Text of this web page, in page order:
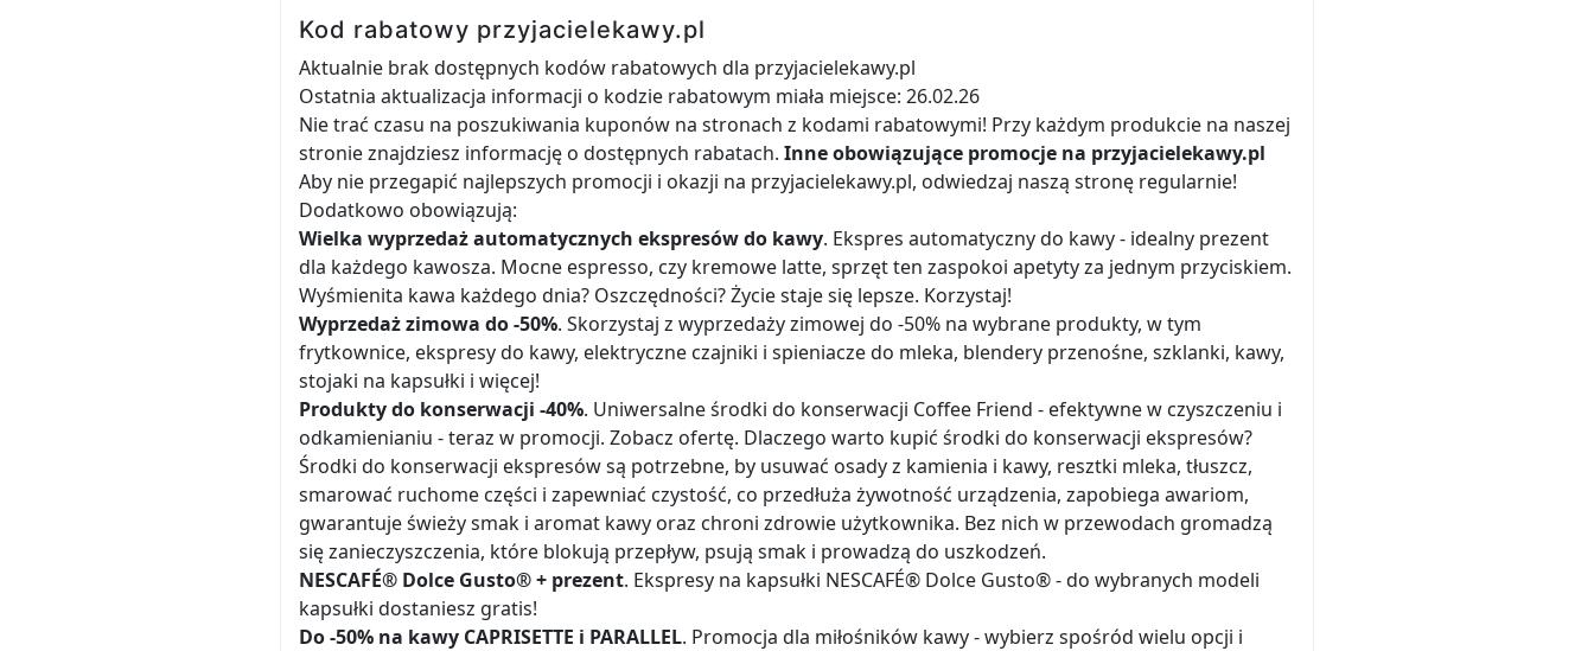
Kod rabatowy przyjacielekawy.pl
Aktualnie brak dostępnych kodów rabatowych dla przyjacielekawy.pl
Ostatnia aktualizacja informacji o kodzie rabatowym miała miejsce: 26.02.26
Nie trać czasu na poszukiwania kuponów na stronach z kodami rabatowymi! Przy każdym produkcie na naszej
stronie znajdziesz informację o dostępnych rabatach. Inne obowiązujące promocje na przyjacielekawy.pl
Aby nie przegapić najlepszych promocji i okazji na przyjacielekawy.pl, odwiedzaj naszą stronę regularnie!
Dodatkowo obowiązują:
Wielka wyprzedaż automatycznych ekspresów do kawy. Ekspres automatyczny do kawy - idealny prezent
dla każdego kawosza. Mocne espresso, czy kremowe latte, sprzęt ten zaspokoi apetyty za jednym przyciskiem.
Wyśmienita kawa każdego dnia? Oszczędności? Życie staje się lepsze. Korzystaj!
Wyprzedaż zimowa do -50%. Skorzystaj z wyprzedaży zimowej do -50% na wybrane produkty, w tym
frytkownice, ekspresy do kawy, elektryczne czajniki i spieniacze do mleka, blendery przenośne, szklanki, kawy,
stojaki na kapsułki i więcej!
Produkty do konserwacji -40%. Uniwersalne środki do konserwacji Coffee Friend - efektywne w czyszczeniu i
odkamienianiu - teraz w promocji. Zobacz ofertę. Dlaczego warto kupić środki do konserwacji ekspresów?
Środki do konserwacji ekspresów są potrzebne, by usuwać osady z kamienia i kawy, resztki mleka, tłuszcz,
smarować ruchome części i zapewniać czystość, co przedłuża żywotność urządzenia, zapobiega awariom,
gwarantuje świeży smak i aromat kawy oraz chroni zdrowie użytkownika. Bez nich w przewodach gromadzą
się zanieczyszczenia, które blokują przepływ, psują smak i prowadzą do uszkodzeń.
NESCAFÉ® Dolce Gusto® + prezent. Ekspresy na kapsułki NESCAFÉ® Dolce Gusto® - do wybranych modeli
kapsułki dostaniesz gratis!
Do -50% na kawy CAPRISETTE i PARALLEL. Promocja dla miłośników kawy - wybierz spośród wielu opcji i